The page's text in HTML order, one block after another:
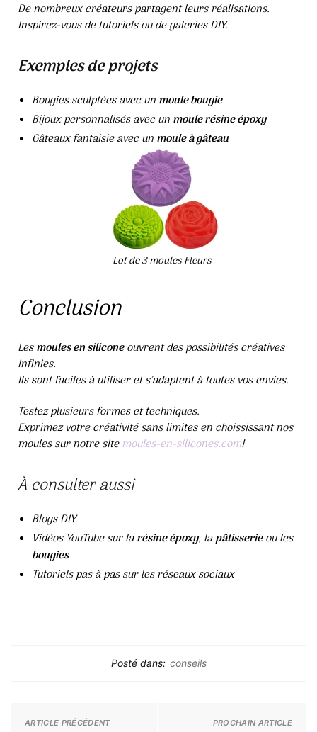
De nombreux créateurs partagent leurs réalisations.
Inspirez-vous de tutoriels ou de galeries DIY.
Exemples de projets
Bougies sculptées avec un moule bougie
Bijoux personnalisés avec un moule résine époxy
Gâteaux fantaisie avec un moule à gâteau
Lot de 3 moules Fleurs
Conclusion
Lesmoules en siliconeouvrent des possibilités créatives
infinies.
Ils sont faciles à utiliser et s’adaptent à toutes vos envies.
Testez plusieurs formes et techniques.
Exprimez votre créativité sans limites en choississant nos
moules sur notre site moules-en-silicones.com!
À consulter aussi
Blogs DIY
Vidéos YouTube sur larésine époxy, lapâtisserieou les
bougies
Tutoriels pas à pas sur les réseaux sociaux
Posté dans: conseils
ARTICLE PRÉCÉDENT PROCHAIN ARTICLE